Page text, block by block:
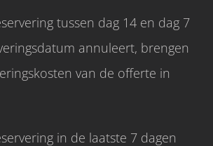
tussen dag 14 en dag 7
annuleert, brengen
van de offerte in
in de laatste 7 dagen